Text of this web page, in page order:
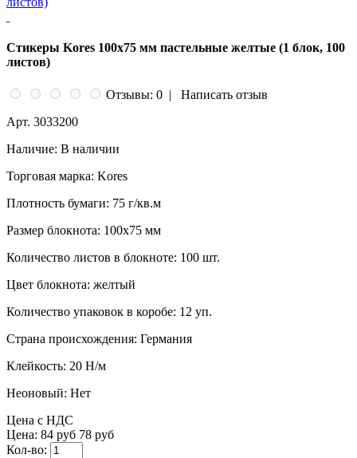
Стикеры Kores 100x75 мм пастельные желтые (1 блок, 100
листов)
Отзывы: 0 |
Написать отзыв
Арт. 3033200
Наличие: В наличии
Торговая марка: Kores
Плотность бумаги: 75 г/кв.м
Размер блокнота: 100х75 мм
Количество листов в блокноте: 100 шт.
Цвет блокнота: желтый
Количество упаковок в коробе: 12 уп.
Страна происхождения: Германия
Клейкость: 20 Н/м
Неоновый: Нет
Цена с НДС
Цена: 84 руб 78 руб
Кол-во: